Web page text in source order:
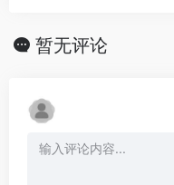
暂无评论